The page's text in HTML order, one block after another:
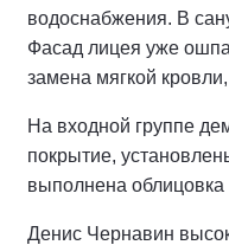
водоснабжения. В
Фасад лицея уже
замена мягкой
На входной группе
покрытие,
выполнена
Денис Чернавин